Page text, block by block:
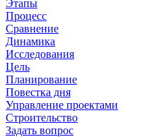
Этапы
Процесс
Сравнение
Динамика
Исследования
Цель
Планирование
Повестка дня
Управление проектами
Строительство
Задать вопрос